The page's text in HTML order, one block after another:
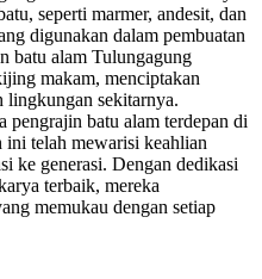
seperti marmer, andesit, dan
digunakan dalam pembuatan
batu alam Tulungagung
makam, menciptakan
lingkungan sekitarnya.
pengrajin batu alam terdepan di
ini telah mewarisi keahlian
ke generasi. Dengan dedikasi
terbaik, mereka
memukau dengan setiap